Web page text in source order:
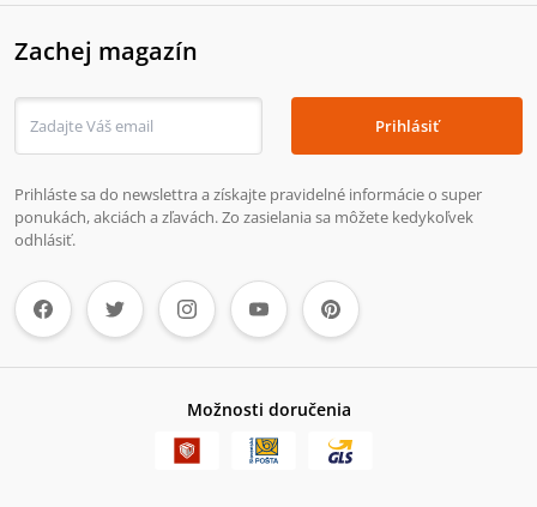
Zachej magazín
Prihlásiť
Prihláste sa do newslettra a získajte pravidelné informácie o super
ponukách, akciách a zľavách. Zo zasielania sa môžete kedykoľvek
odhlásiť.
Možnosti doručenia